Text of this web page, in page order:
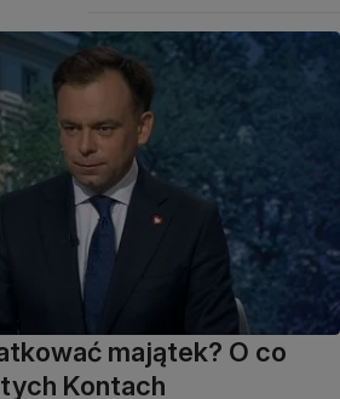
majątek? O co
Kontach